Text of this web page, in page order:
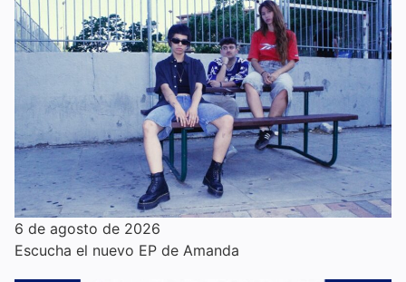
6 de agosto de 2026
Escucha el nuevo EP de Amanda